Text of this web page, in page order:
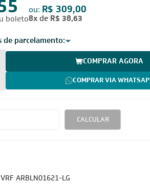
boleto
ou: R$ 309,00
8x de R$ 38,63
de parcelamento:
COMPRAR AGORA
COMPRAR VIA
CALCULAR
ARBLN01621-LG